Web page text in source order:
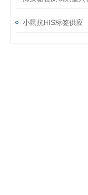
小鼠抗HIS标签供应